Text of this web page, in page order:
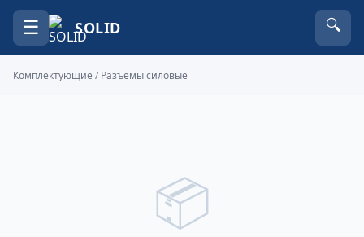
☰ SOLID 🔍
Комплектующие /Разъемы силовые
📦